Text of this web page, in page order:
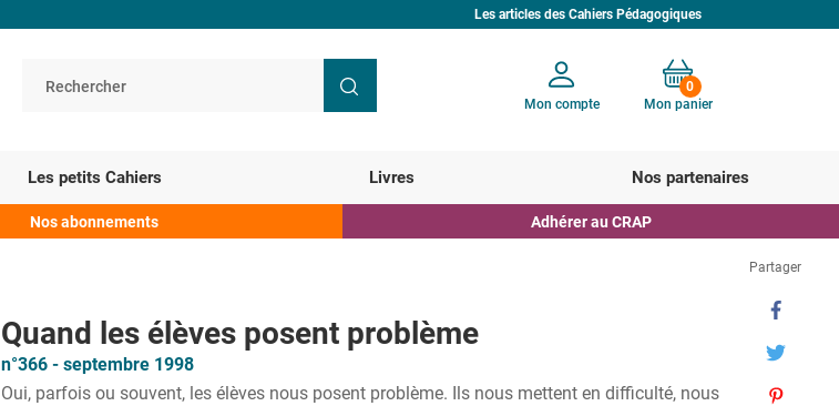
Les articles des Cahiers Pédagogiques
Mon compte
0
Mon panier
Les petits Cahiers Livres Nos partenaires
Nos abonnements Adhérer au CRAP
Quand les élèves posent problème
n°366 - septembre 1998
Oui, parfois ou souvent, les élèves nous posent problème. Ils nous mettent en difficulté, nous
Partager